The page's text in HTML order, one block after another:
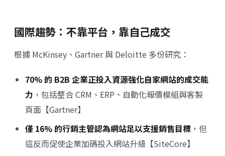
國際趨勢：不靠平台，靠自己成交
根據 McKinsey、Gartner 與 Deloitte 多份研究：
70% 的 B2B 企業正投入資源強化自家網站的成交能
力 ，包括整合 CRM、ERP、自動化報價模組與客製
頁面【Gartner】
僅 16% 的行銷主管認為網站足以支援銷售目標 ，但
這反而促使企業加碼投入網站升級【SiteCore】